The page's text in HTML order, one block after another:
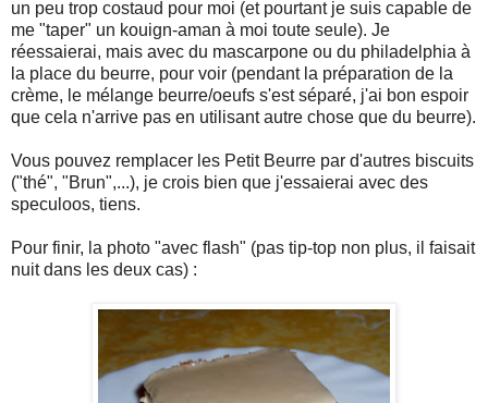
un peu trop costaud pour moi (et pourtant je suis capable de
me "taper" un kouign-aman à moi toute seule). Je
réessaierai, mais avec du mascarpone ou du philadelphia à
la place du beurre, pour voir (pendant la préparation de la
crème, le mélange beurre/oeufs s'est séparé, j'ai bon espoir
que cela n'arrive pas en utilisant autre chose que du beurre).
Vous pouvez remplacer les Petit Beurre par d'autres biscuits
("thé", "Brun",...), je crois bien que j'essaierai avec des
speculoos, tiens.
Pour finir, la photo "avec flash" (pas tip-top non plus, il faisait
nuit dans les deux cas) :